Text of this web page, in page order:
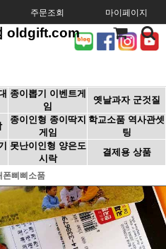
주문조회 마이페이지
oldgift.com
종이뽑기 이벤트게
임
옛날과자 군것질
종이인형 종이딱지
게임
학교소품 역사관셋
팅
못난이인형 양은도
시락
결제용 상품
폰삐삐소품